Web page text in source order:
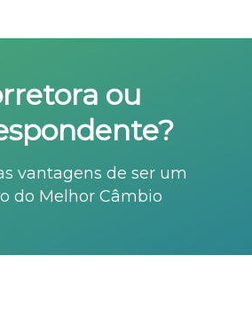
ou
vantagens de ser um
do Melhor Câmbio